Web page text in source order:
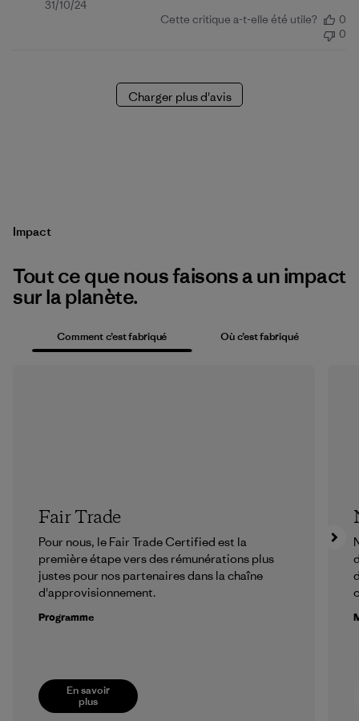
Date
31/10/24
Cette critique a-t-elle été utile?
0
0
Charger plus d'avis
Impact
Tout ce que nous faisons a un impact
sur la planète.
Comment c’est fabriqué Où c’est fabriqué
En savoir
plus
Fair Trade
Pour nous, le Fair Trade Certified est la
première étape vers des rémunérations plus
justes pour nos partenaires dans la chaîne
d'approvisionnement.
Programme